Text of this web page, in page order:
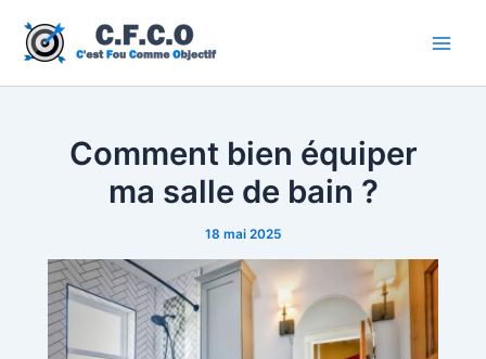
contenu
Comment bien équiper
ma salle de bain ?
18 mai 2025